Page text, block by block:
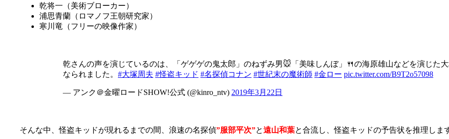
乾将一（美術ブローカー）
浦思青蘭（ロマノフ王朝研究家）
寒川竜（フリーの映像作家）
乾さんの声を演じているのは、「ゲゲゲの鬼太郎」のねずみ男🐭「美味しんぼ」🍴の海原雄山などを演じた
なられました。 #大塚周夫 #怪盗キッド #名探偵コナン #世紀末の魔術師 #金ロー pic.twitter.com/B9T2o57098
— アンク＠金曜ロードSHOW!公式 (@kinro_ntv) 2019年3月22日
そんな中、怪盗キッドが現れるまでの間、浪速の名探偵”服部平次”と遠山和葉と合流し、怪盗キッドの予告状を推理しま